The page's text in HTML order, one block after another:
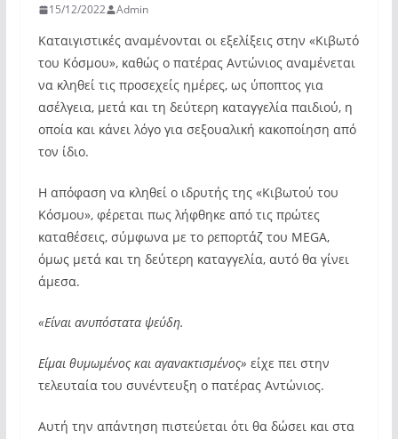
15/12/2022 Admin
Καταιγιστικές αναμένονται οι εξελίξεις στην «Κιβωτό
του Κόσμου», καθώς ο πατέρας Αντώνιος αναμένεται
να κληθεί τις προσεχείς ημέρες, ως ύποπτος για
ασέλγεια, μετά και τη δεύτερη καταγγελία παιδιού, η
οποία και κάνει λόγο για σεξουαλική κακοποίηση από
τον ίδιο.
Η απόφαση να κληθεί ο ιδρυτής της «Κιβωτού του
Κόσμου», φέρεται πως λήφθηκε από τις πρώτες
καταθέσεις, σύμφωνα με το ρεπορτάζ του MEGA,
όμως μετά και τη δεύτερη καταγγελία, αυτό θα γίνει
άμεσα.
«Είναι ανυπόστατα ψεύδη.
Είμαι θυμωμένος και αγανακτισμένος» είχε πει στην
τελευταία του συνέντευξη ο πατέρας Αντώνιος.
Αυτή την απάντηση πιστεύεται ότι θα δώσει και στα